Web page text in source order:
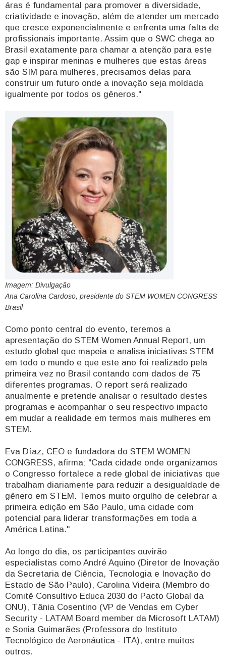
áras é fundamental para promover a diversidade,
criatividade e inovação, além de atender um mercado
que cresce exponencialmente e enfrenta uma falta de
profissionais importante. Assim que o SWC chega ao
Brasil exatamente para chamar a atenção para este
gap e inspirar meninas e mulheres que estas áreas
são SIM para mulheres, precisamos delas para
construir um futuro onde a inovação seja moldada
igualmente por todos os gêneros."
Imagem: Divulgação
Ana Carolina Cardoso, presidente do STEM WOMEN CONGRESS
Brasil
Como ponto central do evento, teremos a
apresentação do STEM Women Annual Report, um
estudo global que mapeia e analisa iniciativas STEM
em todo o mundo e que este ano foi realizado pela
primeira vez no Brasil contando com dados de 75
diferentes programas. O report será realizado
anualmente e pretende analisar o resultado destes
programas e acompanhar o seu respectivo impacto
em mudar a realidade em termos mais mulheres em
STEM.
Eva Díaz, CEO e fundadora do STEM WOMEN
CONGRESS, afirma: "Cada cidade onde organizamos
o Congresso fortalece a rede global de iniciativas que
trabalham diariamente para reduzir a desigualdade de
gênero em STEM. Temos muito orgulho de celebrar a
primeira edição em São Paulo, uma cidade com
potencial para liderar transformações em toda a
América Latina."
Ao longo do dia, os participantes ouvirão
especialistas como André Aquino (Diretor de Inovação
da Secretaria de Ciência, Tecnologia e Inovação do
Estado de São Paulo), Carolina Videira (Membro do
Comitê Consultivo Educa 2030 do Pacto Global da
ONU), Tânia Cosentino (VP de Vendas em Cyber
Security - LATAM Board member da Microsoft LATAM)
e Sonia Guimarães (Professora do Instituto
Tecnológico de Aeronáutica - ITA), entre muitos
outros.